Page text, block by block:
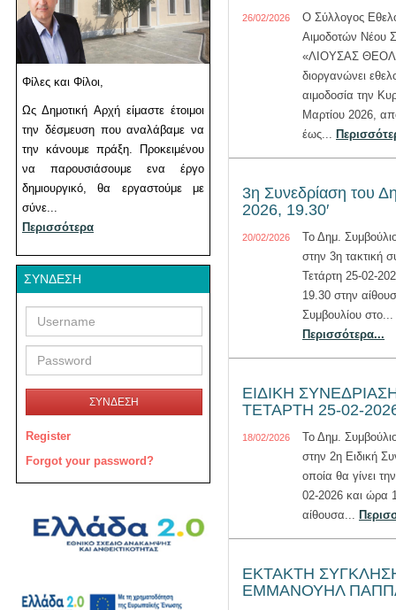
Φίλες και Φίλοι,
Ως Δημοτική Αρχή είμαστε έτοιμοι
την δέσμευση που αναλάβαμε να
την κάνουμε πράξη. Προκειμένου
να παρουσιάσουμε ενα έργο
δημιουργικό, θα εργαστούμε με
σύνε...
Περισσότερα
ΣΎΝΔΕΣΗ
ΣΥΝΔΕΣΗ
Register
Forgot your password?
26/02/2026
Ο Σύλλογος
Αιμοδοτών Νέου
«ΛΙΟΥΣΑΣ
διοργανώνει
αιμοδοσία την
Μαρτίου 2026,
έως...
3η Συνεδρίαση του
2026, 19.30′
20/02/2026
Το Δημ.
στην 3η τακτική
Τετάρτη 25-02-
19.30 στην
Συμβουλίου στο...
Περισσότερα...
ΕΙΔΙΚΗ
ΤΕΤΑΡΤΗ 25-02-
18/02/2026
Το Δημ.
στην 2η Ειδική
οποία θα γίνει
02-2026 και ώρα
αίθουσα...
ΕΚΤΑΚΤΗ
ΕΜΜΑΝΟΥΗΛ